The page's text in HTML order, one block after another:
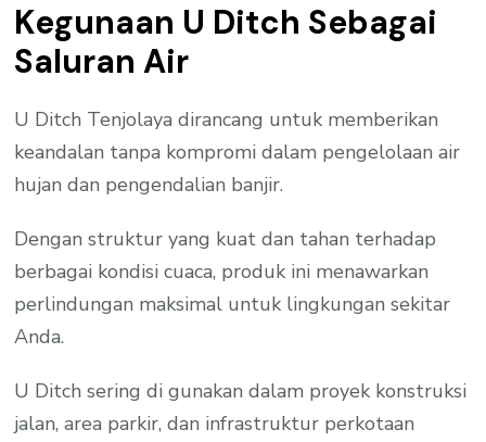
Kegunaan U Ditch Sebagai
Saluran Air
U Ditch Tenjolaya dirancang untuk memberikan
keandalan tanpa kompromi dalam pengelolaan air
hujan dan pengendalian banjir.
Dengan struktur yang kuat dan tahan terhadap
berbagai kondisi cuaca, produk ini menawarkan
perlindungan maksimal untuk lingkungan sekitar
Anda.
U Ditch sering di gunakan dalam proyek konstruksi
jalan, area parkir, dan infrastruktur perkotaan